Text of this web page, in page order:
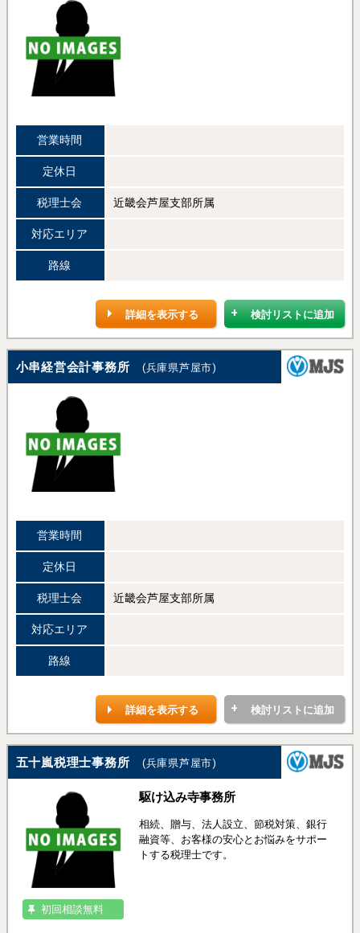
営業時間
定休日
税理士会 近畿会芦屋支部所属
対応エリア
路線
検討リストに追加
詳細を表示する
小串経営会計事務所 (兵庫県芦屋市)
営業時間
定休日
税理士会 近畿会芦屋支部所属
対応エリア
路線
検討リストに追加
詳細を表示する
五十嵐税理士事務所 (兵庫県芦屋市)
駆け込み寺事務所
相続、贈与、法人設立、節税対策、銀行
融資等、お客様の安心とお悩みをサポー
トする税理士です。
初回相談無料